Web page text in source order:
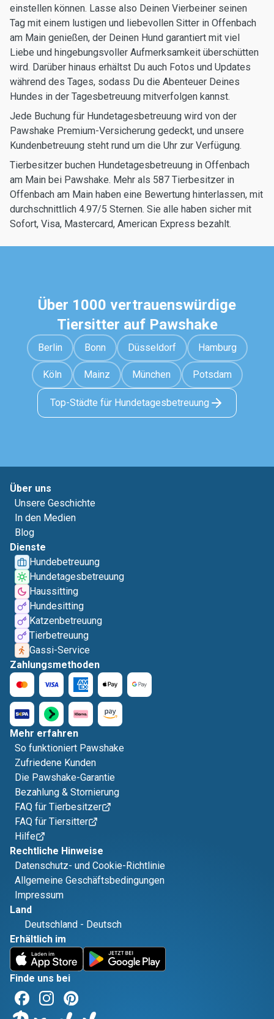
einstellen können. Lasse also Deinen Vierbeiner seinen
Tag mit einem lustigen und liebevollen Sitter in Offenbach
am Main genießen, der Deinen Hund garantiert mit viel
Liebe und hingebungsvoller Aufmerksamkeit überschütten
wird. Darüber hinaus erhältst Du auch Fotos und Updates
während des Tages, sodass Du die Abenteuer Deines
Hundes in der Tagesbetreuung mitverfolgen kannst.
Jede Buchung für Hundetagesbetreuung wird von der
Pawshake Premium-Versicherung gedeckt, und unsere
Kundenbetreuung steht rund um die Uhr zur Verfügung.
Tierbesitzer buchen Hundetagesbetreuung in Offenbach
am Main bei Pawshake. Mehr als 587 Tierbesitzer in
Offenbach am Main haben eine Bewertung hinterlassen, mit
durchschnittlich 4.97/5 Sternen. Sie alle haben sicher mit
Sofort, Visa, Mastercard, American Express bezahlt.
Über 1000 vertrauenswürdige
Tiersitter auf Pawshake
Berlin Bonn Düsseldorf Hamburg
Köln Mainz München Potsdam
Top-Städte für Hundetagesbetreuung
Über uns
Unsere Geschichte
In den Medien
Blog
Dienste
Hundebetreuung
Hundetagesbetreuung
Haussitting
Hundesitting
Katzenbetreuung
Tierbetreuung
Gassi-Service
Zahlungsmethoden
Mehr erfahren
So funktioniert Pawshake
Zufriedene Kunden
Die Pawshake-Garantie
Bezahlung & Stornierung
FAQ für Tierbesitzer
FAQ für Tiersitter
Hilfe
Rechtliche Hinweise
Datenschutz- und Cookie-Richtlinie
Allgemeine Geschäftsbedingungen
Impressum
Land
Deutschland - Deutsch
Erhältlich im
Finde uns bei